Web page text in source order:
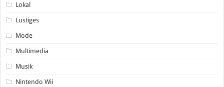
Lokal
Lustiges
Mode
Multimedia
Musik
Nintendo Wii